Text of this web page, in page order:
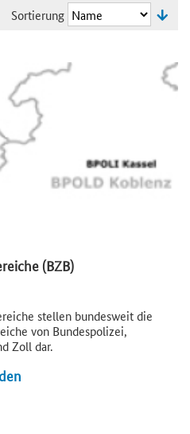
Sortierung
(BZB)
stellen bundesweit die
von Bundespolizei,
Zoll dar.